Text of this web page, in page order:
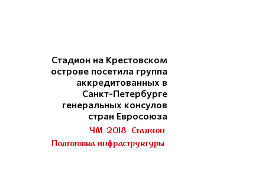
Стадион на Крестовском
острове посетила группа
аккредитованных в
Санкт-Петербурге
генеральных консулов
стран Евросоюза
ЧМ-2018 Стадион
Подготовка инфраструктуры